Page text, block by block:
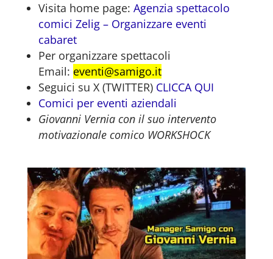
Visita home page: Agenzia spettacolo
comici Zelig – Organizzare eventi
cabaret
Per organizzare spettacoli
Email: eventi@samigo.it
Seguici su X (TWITTER) CLICCA QUI
Comici per eventi aziendali
Giovanni Vernia con il suo intervento
motivazionale comico WORKSHOCK